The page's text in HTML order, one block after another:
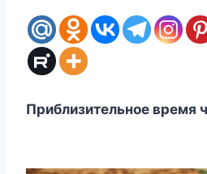
Приблизительное время